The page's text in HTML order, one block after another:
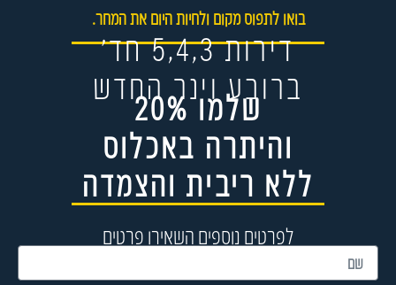
בואו לתפוס מקום ולחיות היום את המחר.
דירות 5,4,3 חד׳
ברובע וינר החדש
שלמו 20%
והיתרה באכלוס
ללא ריבית והצמדה
לפרטים נוספים השאירו פרטים